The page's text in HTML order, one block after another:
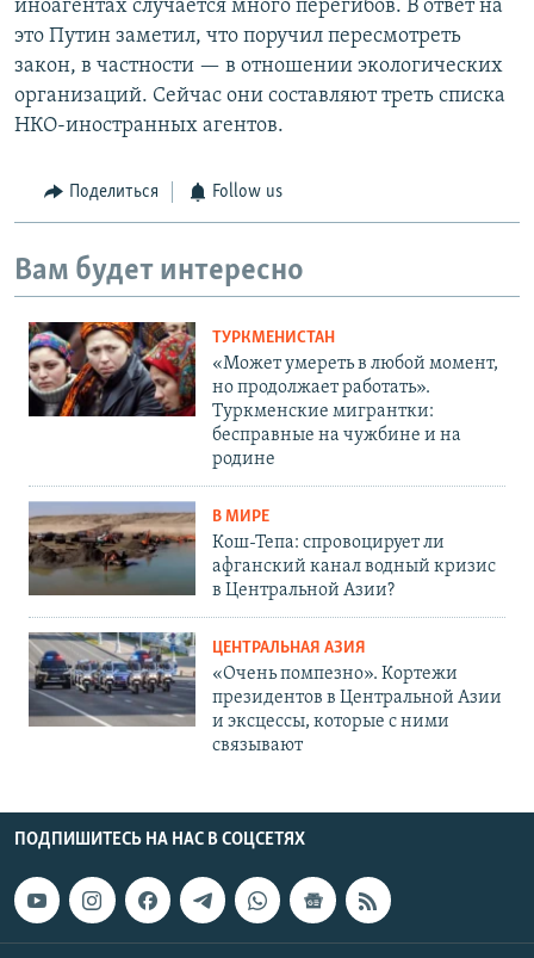
иноагентах случается много перегибов. В ответ на
это Путин заметил, что поручил пересмотреть
закон, в частности — в отношении экологических
организаций. Сейчас они составляют треть списка
НКО-иностранных агентов.
Поделиться Follow us
Вам будет интересно
ТУРКМЕНИСТАН
«Может умереть в любой момент,
но продолжает работать».
Туркменские мигрантки:
бесправные на чужбине и на
родине
В МИРЕ
Кош-Тепа: спровоцирует ли
афганский канал водный кризис
в Центральной Азии?
ЦЕНТРАЛЬНАЯ АЗИЯ
«Очень помпезно». Кортежи
президентов в Центральной Азии
и эксцессы, которые с ними
связывают
ПОДПИШИТЕСЬ НА НАС В СОЦСЕТЯХ